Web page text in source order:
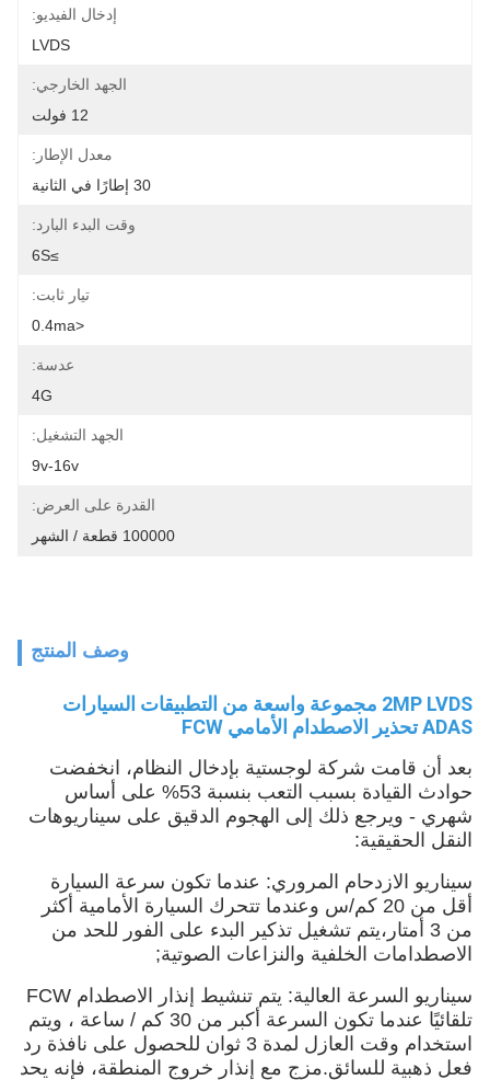
إدخال الفيديو:
LVDS
الجهد الخارجي:
12 فولت
معدل الإطار:
30 إطارًا في الثانية
وقت البدء البارد:
≥6S
تيار ثابت:
<0.4ma
عدسة:
4G
الجهد التشغيل:
9v-16v
القدرة على العرض:
100000 قطعة / الشهر
وصف المنتج
2MP LVDS مجموعة واسعة من التطبيقات السيارات
ADAS تحذير الاصطدام الأمامي FCW
بعد أن قامت شركة لوجستية بإدخال النظام، انخفضت
حوادث القيادة بسبب التعب بنسبة 53% على أساس
شهري - ويرجع ذلك إلى الهجوم الدقيق على سيناريوهات
النقل الحقيقية:
سيناريو الازدحام المروري: عندما تكون سرعة السيارة
أقل من 20 كم/س وعندما تتحرك السيارة الأمامية أكثر
من 3 أمتار،يتم تشغيل تذكير البدء على الفور للحد من
الاصطدامات الخلفية والنزاعات الصوتية;
سيناريو السرعة العالية: يتم تنشيط إنذار الاصطدام FCW
تلقائيًا عندما تكون السرعة أكبر من 30 كم / ساعة ، ويتم
استخدام وقت العازل لمدة 3 ثوان للحصول على نافذة رد
فعل ذهبية للسائق.مزج مع إنذار خروج المنطقة، فإنه يحد